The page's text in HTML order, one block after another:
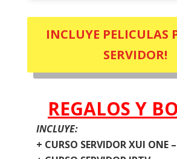
INCLUYE PELICULAS
SERVIDOR!
REGALOS Y
INCLUYE:
+ CURSO SERVIDOR XUI ONE